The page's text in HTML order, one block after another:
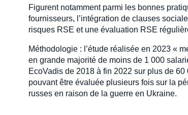
Figurent notamment parmi les bonnes
fournisseurs, l’intégration de clauses
risques RSE et une évaluation RSE
Méthodologie : l’étude réalisée en 2023 «
en grande majorité de moins de 1 000
EcoVadis de 2018 à fin 2022 sur plus de
pouvant être évaluée plusieurs fois sur la
russes en raison de la guerre en Ukraine.